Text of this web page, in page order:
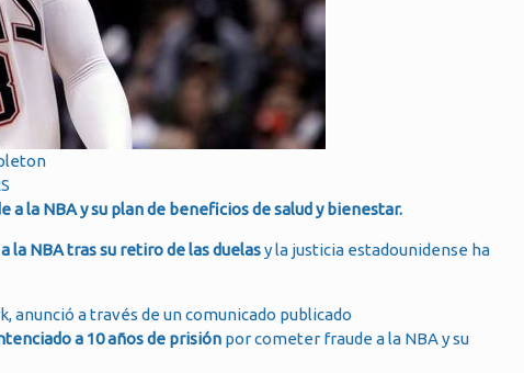
la NBA y su plan de beneficios de salud y bienestar.
la NBA tras su retiro de las duelasy la justicia estadounidense ha
anunció a través de un comunicado publicado
a 10 años de prisión por cometer fraude a la NBA y su